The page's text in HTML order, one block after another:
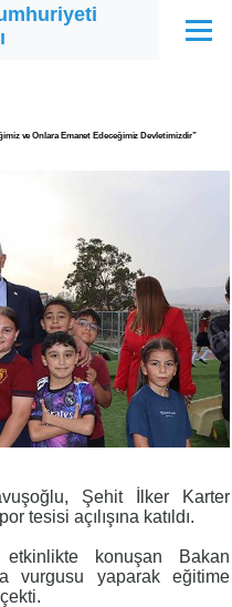
Menü
ve Onlara Emanet Edeceğimiz Devletimizdir”
Şehit İlker Karter
tesisi açılışına katıldı.
konuşan Bakan
vurgusu yaparak eğitime